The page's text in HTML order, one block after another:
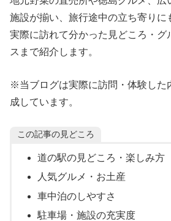
施設が揃い、旅行途中の立ち寄りに
実際に訪れて分かった見どころ・グ
スまで紹介します。
※当ブログは実際に訪問・体験した
成しています。
この記事の見どころ
道の駅の見どころ・楽しみ方
人気グルメ・お土産
車中泊のしやすさ
駐車場・施設の充実度